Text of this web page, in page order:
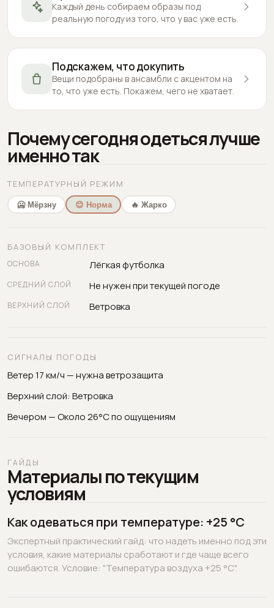
Каждый день собираем образы под
реальную погоду из того, что у вас уже есть.
Подскажем, что докупить
Вещи подобраны в ансамбли с акцентом на
то, что уже есть. Покажем, чего не хватает.
Почему сегодня одеться лучше
именно так
ТЕМПЕРАТУРНЫЙ РЕЖИМ
🥶 Мёрзну 😊 Норма 🔥 Жарко
БАЗОВЫЙ КОМПЛЕКТ
ОСНОВА Лёгкая футболка
СРЕДНИЙ СЛОЙ Не нужен при текущей погоде
ВЕРХНИЙ СЛОЙ Ветровка
СИГНАЛЫ ПОГОДЫ
Ветер 17 км/ч — нужна ветрозащита
Верхний слой: Ветровка
Вечером — Около 26°C по ощущениям
ГАЙДЫ
Материалы по текущим
условиям
Как одеваться при температуре: +25 °C
Экспертный практический гайд: что надеть именно под эти
условия, какие материалы сработают и где чаще всего
ошибаются. Условие: "Температура воздуха +25 °C".